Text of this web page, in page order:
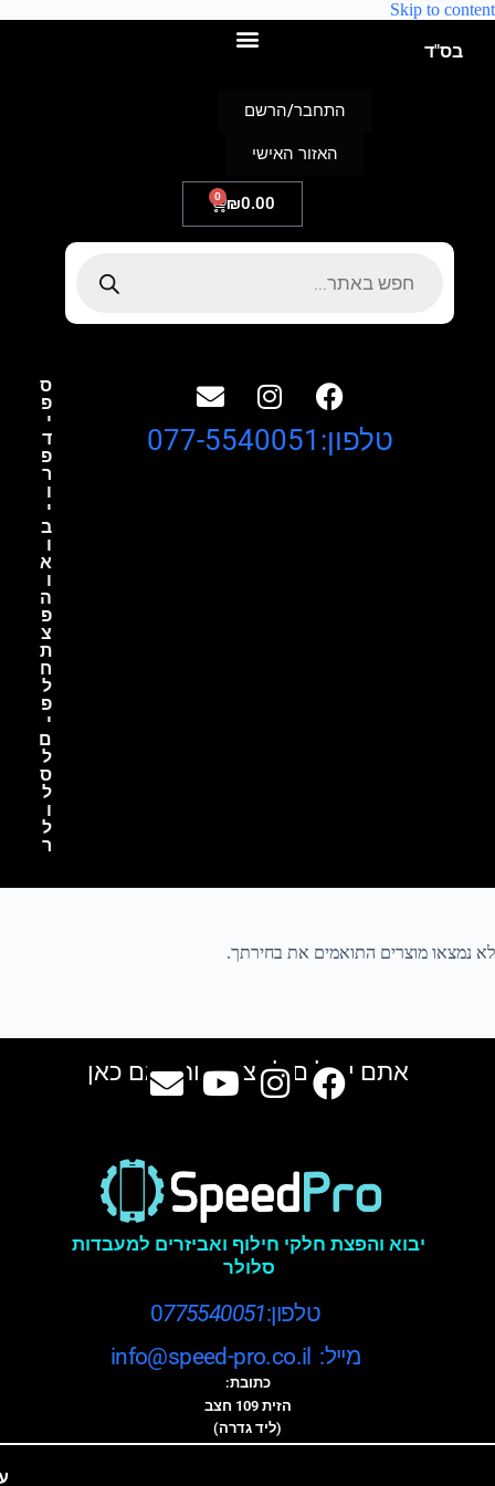
Skip to content
בס"ד
₪0.00
0
התחבר/הרשם
האזור האישי
ס
פ
י
ד
פ
ר
ו
י
ב
ו
א
ו
ה
פ
צ
ת
ח
ל
פ
י
ם
ל
ס
ל
ו
ל
ר
טלפון:077-5540051
לא נמצאו מוצרים התואמים את בחירתך.
אתם יכולים למצוא אותנו גם כאן
יבוא והפצת חלקי חילוף ואביזרים למעבדות
סלולר
טלפון:0775540051
מייל: info@speed-pro.co.il
כתובת:
הזית 109 חצב
(ליד גדרה)